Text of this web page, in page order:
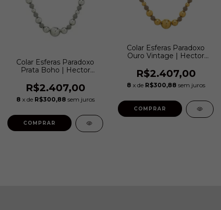
Colar Esferas Paradoxo
Prata Boho | Hector
R$2.407,00
8 x de R$300,88 sem juros
Colar Esferas Paradoxo
Ouro Vintage | Hector
R$2.407,00
8 x de R$300,88 sem juros